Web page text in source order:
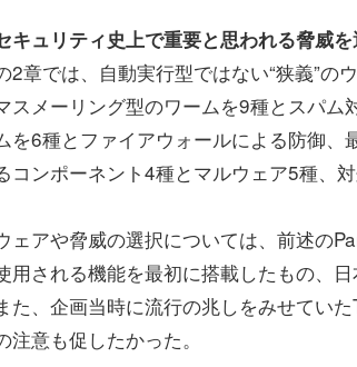
キュリティ史上で重要と思われる脅威
2章では、自動実行型ではない“狭義”
スメーリング型のワームを9種とスパ
を6種とファイアウォールによる防御
コンポーネント4種とマルウェア5種、
ェアや脅威の選択については、前述の
用される機能を最初に搭載したもの、
た、企画当時に流行の兆しをみせてい
注意も促したかった。